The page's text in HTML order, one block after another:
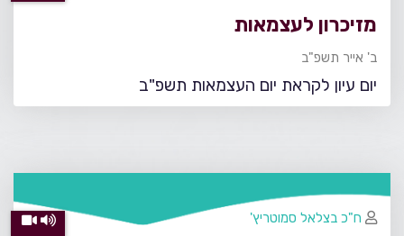
מזיכרון לעצמאות
ב' אייר תשפ"ב
יום עיון לקראת יום העצמאות תשפ"ב
ח"כ בצלאל סמוטריץ'